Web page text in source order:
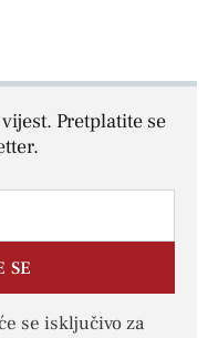
Pretplatite se
SE
se isključivo za